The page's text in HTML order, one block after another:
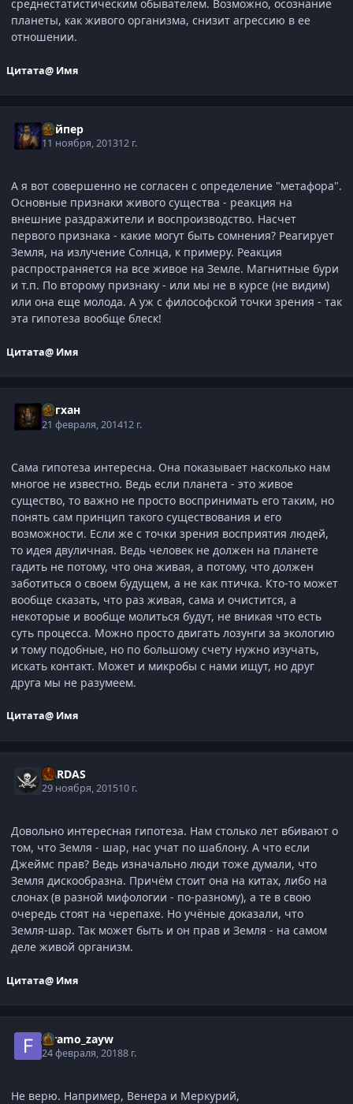
среднестатистическим обывателем. Возможно, осознание
планеты, как живого организма, снизит агрессию в ее
отношении.
Цитата@ Имя
Вайпер
11 ноября, 201312 г.
А я вот совершенно не согласен с определение "метафора".
Основные признаки живого существа - реакция на
внешние раздражители и воспроизводство. Насчет
первого признака - какие могут быть сомнения? Реагирует
Земля, на излучение Солнца, к примеру. Реакция
распространяется на все живое на Земле. Магнитные бури
и т.п. По второму признаку - или мы не в курсе (не видим)
или она еще молода. А уж с философской точки зрения - так
эта гипотеза вообще блеск!
Цитата@ Имя
Асгхан
21 февраля, 201412 г.
Сама гипотеза интересна. Она показывает насколько нам
многое не известно. Ведь если планета - это живое
существо, то важно не просто воспринимать его таким, но
понять сам принцип такого существования и его
возможности. Если же с точки зрения восприятия людей,
то идея двуличная. Ведь человек не должен на планете
гадить не потому, что она живая, а потому, что должен
заботиться о своем будущем, а не как птичка. Кто-то может
вообще сказать, что раз живая, сама и очистится, а
некоторые и вообще молиться будут, не вникая что есть
суть процесса. Можно просто двигать лозунги за экологию
и тому подобные, но по большому счету нужно изучать,
искать контакт. Может и микробы с нами ищут, но друг
друга мы не разумеем.
Цитата@ Имя
XARDAS
29 ноября, 201510 г.
Довольно интересная гипотеза. Нам столько лет вбивают о
том, что Земля - шар, нас учат по шаблону. А что если
Джеймс прав? Ведь изначально люди тоже думали, что
Земля дискообразна. Причём стоит она на китах, либо на
слонах (в разной мифологии - по-разному), а те в свою
очередь стоят на черепахе. Но учёные доказали, что
Земля-шар. Так может быть и он прав и Земля - на самом
деле живой организм.
Цитата@ Имя
faramo_zayw
24 февраля, 20188 г.
Не верю. Например, Венера и Меркурий,